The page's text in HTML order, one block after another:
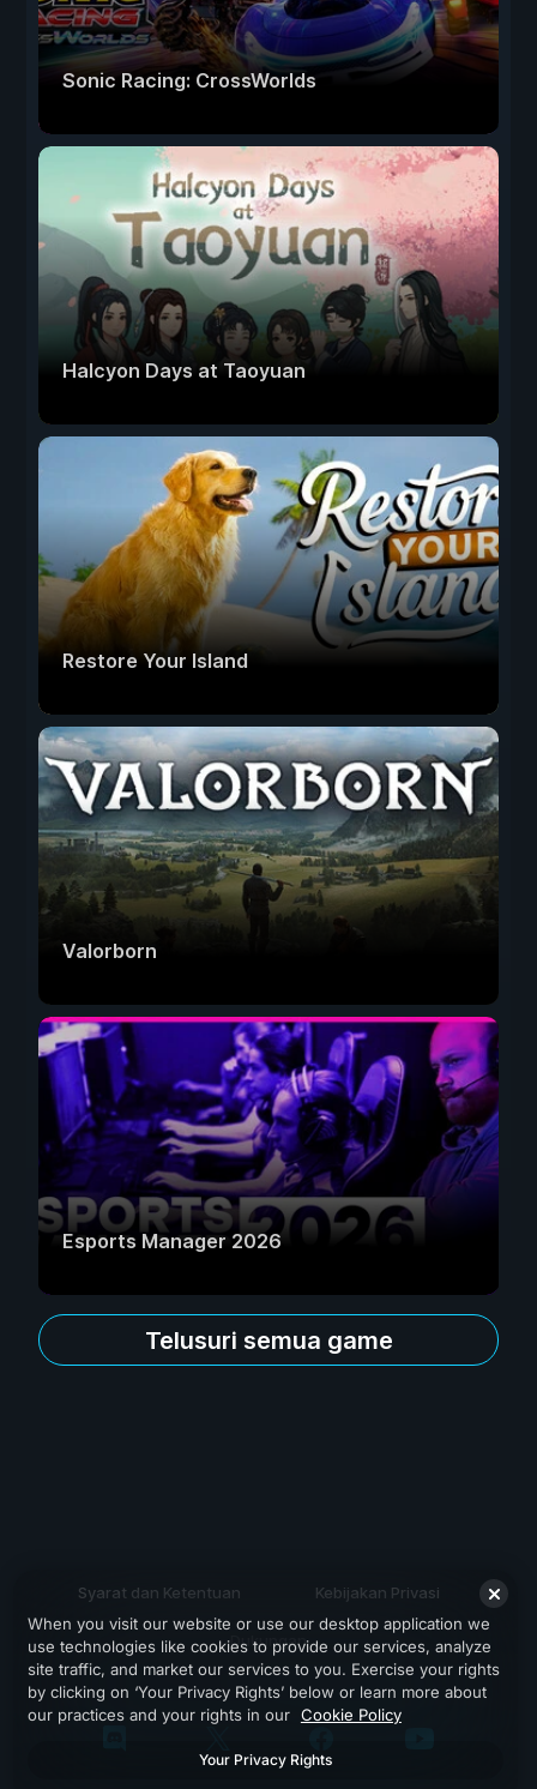
Sonic Racing: CrossWorlds
Halcyon Days at Taoyuan
Restore Your Island
Valorborn
Esports Manager 2026
Telusuri semua game
Syarat dan Ketentuan Kebijakan Privasi
Dukungan
When you visit our website or use our desktop application we
use technologies like cookies to provide our services, analyze
site traffic, and market our services to you. Exercise your rights
by clicking on ‘Your Privacy Rights’ below or learn more about
our practices and your rights in our Cookie Policy
Your Privacy Rights